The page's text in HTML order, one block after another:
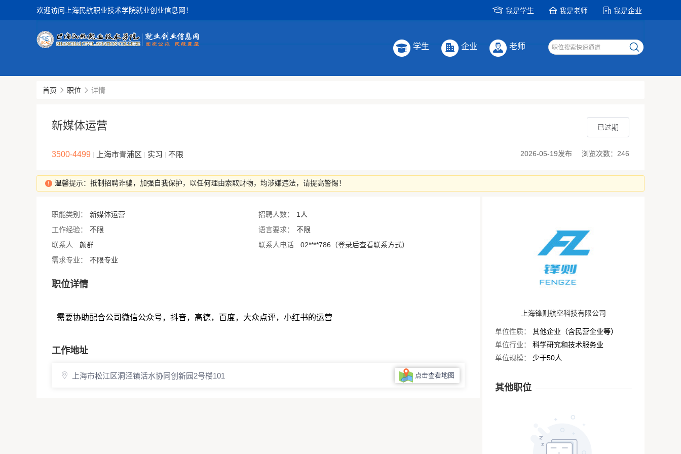
我是学生 我是老师 我是企业
欢迎访问上海民航职业技术学院就业创业信息网！
学生 企业 老师
首页 职位 详情
新媒体运营
3500-4499 上海市青浦区 实习 不限
已过期
2026-05-19发布 浏览次数：246
温馨提示：抵制招聘诈骗，加强自我保护，以任何理由索取财物，均涉嫌违法，请提高警惕！
职能类别： 新媒体运营 招聘人数：
1人
工作经验：
不限 语言要求：
不限
联系人:
颜群 联系人电话:
02****786（登录后查看联系方式）
需求专业：
不限专业
职位详情
需要协助配合公司微信公众号，抖音，高德，百度，大众点评，小红书的运营
工作地址
上海市松江区洞泾镇活水协同创新园2号楼101 点击查看地图
上海锋则航空科技有限公司
单位性质：
其他企业（含民营企业等）
单位行业：
科学研究和技术服务业
单位规模：
少于50人
其他职位